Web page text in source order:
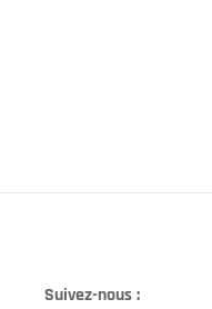
Suivez-nous :